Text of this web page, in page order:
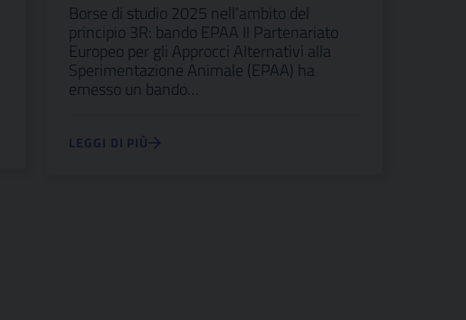
Borse di studio 2025 nell’ambito del
principio 3R: bando EPAA Il Partenariato
Europeo per gli Approcci Alternativi alla
Sperimentazione Animale (EPAA) ha
emesso un bando…
LEGGI DI PIÙ